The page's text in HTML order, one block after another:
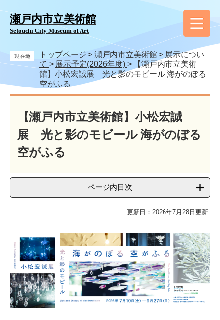
瀬戸内市立美術館
Setouchi City Museum of Art
現在地 トップページ > 瀬戸内市立美術館>展示につい
て > 展示予定(2026年度) >
【瀬戸内市立美術
館】小松宏誠展 光と影のモビール 海がのぼる
空がふる
本
【瀬戸内市立美術館】小松宏誠
展 光と影のモビール 海がのぼる
空がふる
ページ内目次
更新日：2026年7月28日更新